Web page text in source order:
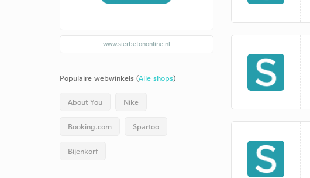
www.sierbetononline.nl
Populaire webwinkels (Alle shops)
About You Nike
Booking.com Spartoo
Bijenkorf